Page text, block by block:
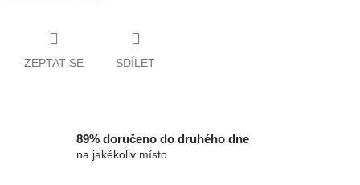
ZEPTAT SE SDÍLET
89% doručeno do druhého dne
na jakékoliv místo